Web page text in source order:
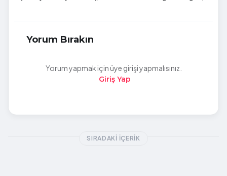
Yorum Bırakın
Yorum yapmak için üye girişi yapmalısınız.
Giriş Yap
SIRADAKI İÇERIK